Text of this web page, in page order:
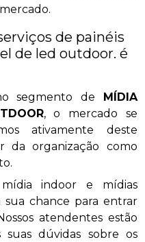
de painéis
de led outdoor. é
segmento de MÍDIA
, o mercado se
ativamente deste
da organização como
mídia indoor e mídias
sua chance para entrar
atendentes estão
suas dúvidas sobre os